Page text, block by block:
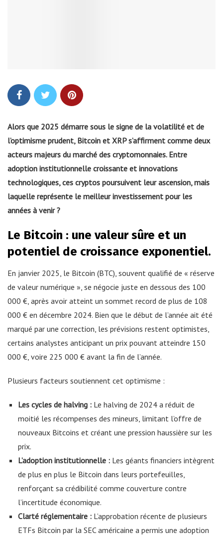
Alors que 2025 démarre sous le signe de la volatilité et de
l’optimisme prudent, Bitcoin et XRP s’affirment comme deux
acteurs majeurs du marché des cryptomonnaies. Entre
adoption institutionnelle croissante et innovations
technologiques, ces cryptos poursuivent leur ascension, mais
laquelle représente le meilleur investissement pour les
années à venir ?
Le Bitcoin : une valeur sûre et un
potentiel de croissance exponentiel.
En janvier 2025, le Bitcoin (BTC), souvent qualifié de « réserve
de valeur numérique », se négocie juste en dessous des 100
000 €, après avoir atteint un sommet record de plus de 108
000 € en décembre 2024. Bien que le début de l’année ait été
marqué par une correction, les prévisions restent optimistes,
certains analystes anticipant un prix pouvant atteindre 150
000 €, voire 225 000 € avant la fin de l’année.
Plusieurs facteurs soutiennent cet optimisme :
Les cycles de halving :Le halving de 2024 a réduit de
moitié les récompenses des mineurs, limitant l’offre de
nouveaux Bitcoins et créant une pression haussière sur les
prix.
L’adoption institutionnelle :Les géants financiers intègrent
de plus en plus le Bitcoin dans leurs portefeuilles,
renforçant sa crédibilité comme couverture contre
l’incertitude économique.
Clarté réglementaire :L’approbation récente de plusieurs
ETFs Bitcoin par la SEC américaine a permis une adoption